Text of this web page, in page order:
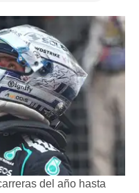
del año hasta